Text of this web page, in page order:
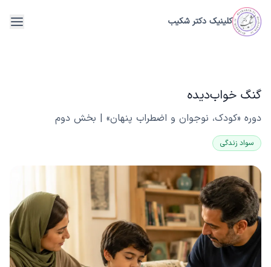
رفتن به محتوای اصلی
کلینیک دکتر شکیب
گنگ خواب‌دیده
دوره «کودک، نوجوان و اضطراب پنهان» | بخش دوم
سواد زندگی